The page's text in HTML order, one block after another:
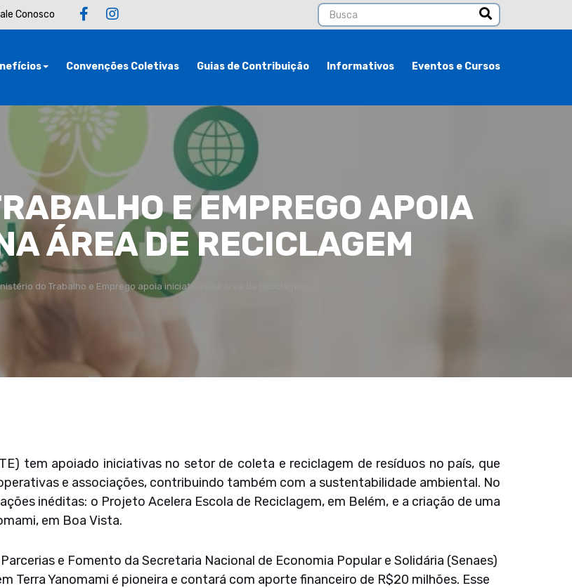
Conosco
Convenções Coletivas Guias de Contribuição Informativos Eventos e Cursos
E EMPREGO APOIA
ÁREA DE RECICLAGEM
do Trabalho e Emprego apoia iniciativas na área de reciclagem
tem apoiado iniciativas no setor de coleta e reciclagem de resíduos no país, que
e associações, contribuindo também com a sustentabilidade ambiental. No
inéditas: o Projeto Acelera Escola de Reciclagem, em Belém, e a criação de uma
em Boa Vista.
e Fomento da Secretaria Nacional de Economia Popular e Solidária (Senaes)
Terra Yanomami é pioneira e contará com aporte financeiro de R$20 milhões. Esse